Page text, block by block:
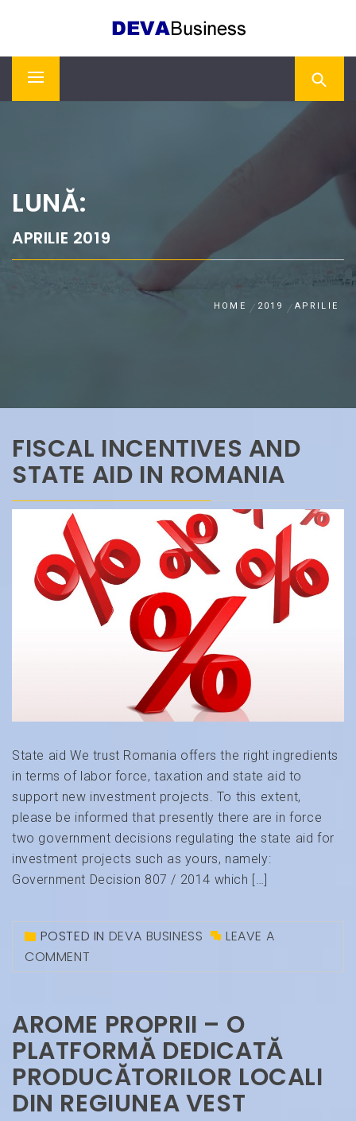
DEVA BUSINESS
Primary
LUNĂ:
APRILIE 2019
HOME 2019 APRILIE
FISCAL INCENTIVES AND
STATE AID IN ROMANIA
State aid We trust Romania offers the right ingredients
in terms of labor force, taxation and state aid to
support new investment projects. To this extent,
please be informed that presently there are in force
two government decisions regulating the state aid for
investment projects such as yours, namely:
Government Decision 807 / 2014 which […]
POSTED IN DEVA BUSINESS
LEAVE A
COMMENT
AROME PROPRII – O
PLATFORMĂ DEDICATĂ
PRODUCĂTORILOR LOCALI
DIN REGIUNEA VEST